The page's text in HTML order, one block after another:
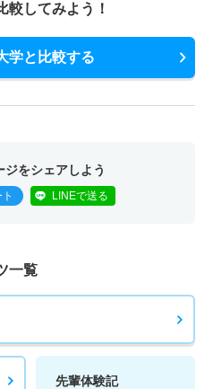
較してみよう！
学と比較する
ジをシェアしよう
LINEで送る
一覧
先輩体験記